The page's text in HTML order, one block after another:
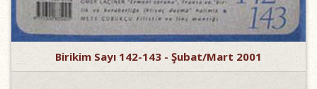
Birikim Sayı 142-143 - Şubat/Mart 2001